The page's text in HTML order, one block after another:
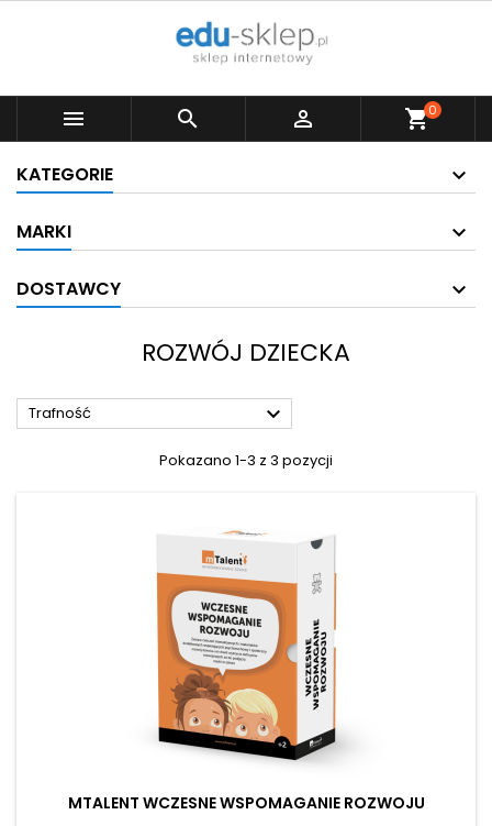
   shopping_cart0
KATEGORIE
MARKI
DOSTAWCY
ROZWÓJ DZIECKA
Trafność 
Pokazano 1-3 z 3 pozycji
MTALENT WCZESNE WSPOMAGANIE ROZWOJU